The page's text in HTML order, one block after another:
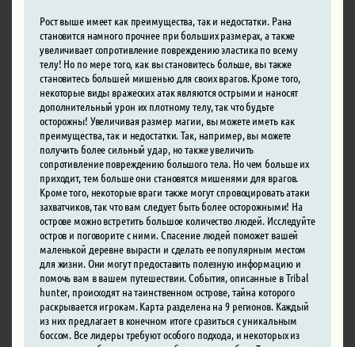
Рост выше имеет как преимущества, так и недостатки. Рана
становится намного прочнее при больших размерах, а также
увеличивает сопротивление повреждению эластика по всему
телу! Но по мере того, как вы становитесь больше, вы также
становитесь большей мишенью для своих врагов. Кроме того,
некоторые виды вражеских атак являются острыми и наносят
дополнительный урон их плотному телу, так что будьте
осторожны! Увеличивая размер магии, вы можете иметь как
преимущества, так и недостатки. Так, например, вы можете
получить более сильный удар, но также увеличить
сопротивление повреждению большого тела. Но чем больше их
приходит, тем больше они становятся мишенями для врагов.
Кроме того, некоторые враги также могут спровоцировать атаки
захватчиков, так что вам следует быть более осторожными! На
острове можно встретить большое количество людей. Исследуйте
остров и поговорите с ними. Спасение людей поможет вашей
маленькой деревне вырасти и сделать ее популярным местом
для жизни. Они могут предоставить полезную информацию и
помочь вам в вашем путешествии. События, описанные в Tribal
hunter, происходят на таинственном острове, тайна которого
раскрывается игрокам. Карта разделена на 9 регионов. Каждый
из них предлагает в конечном итоге сразиться с уникальным
боссом. Все лидеры требуют особого подхода, и некоторых из